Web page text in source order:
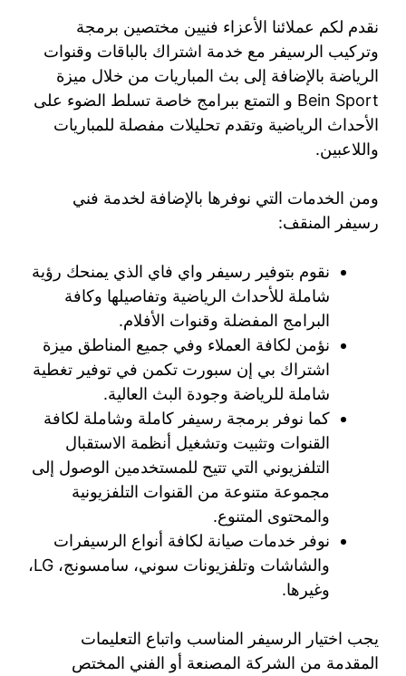
نقدم لكم عملائنا الأعزاء فنيين مختصين برمجة
وتركيب الرسيفر مع خدمة اشتراك بالباقات وقنوات
الرياضة بالإضافة إلى بث المباريات من خلال ميزة
Bein Sport و التمتع ببرامج خاصة تسلط الضوء على
الأحداث الرياضية وتقدم تحليلات مفصلة للمباريات
واللاعبين.
ومن الخدمات التي نوفرها بالإضافة لخدمة فني
رسيفر المنقف:
نقوم بتوفير رسيفر واي فاي الذي يمنحك رؤية
شاملة للأحداث الرياضية وتفاصيلها وكافة
البرامج المفضلة وقنوات الأفلام.
نؤمن لكافة العملاء وفي جميع المناطق ميزة
اشتراك بي إن سبورت تكمن في توفير تغطية
شاملة للرياضة وجودة البث العالية.
كما نوفر برمجة رسيفر كاملة وشاملة لكافة
القنوات وتثبيت وتشغيل أنظمة الاستقبال
التلفزيوني التي تتيح للمستخدمين الوصول إلى
مجموعة متنوعة من القنوات التلفزيونية
والمحتوى المتنوع.
نوفر خدمات صيانة لكافة أنواع الرسيفرات
والشاشات وتلفزيونات سوني، سامسونج، LG،
وغيرها.
يجب اختيار الرسيفر المناسب واتباع التعليمات
المقدمة من الشركة المصنعة أو الفني المختص